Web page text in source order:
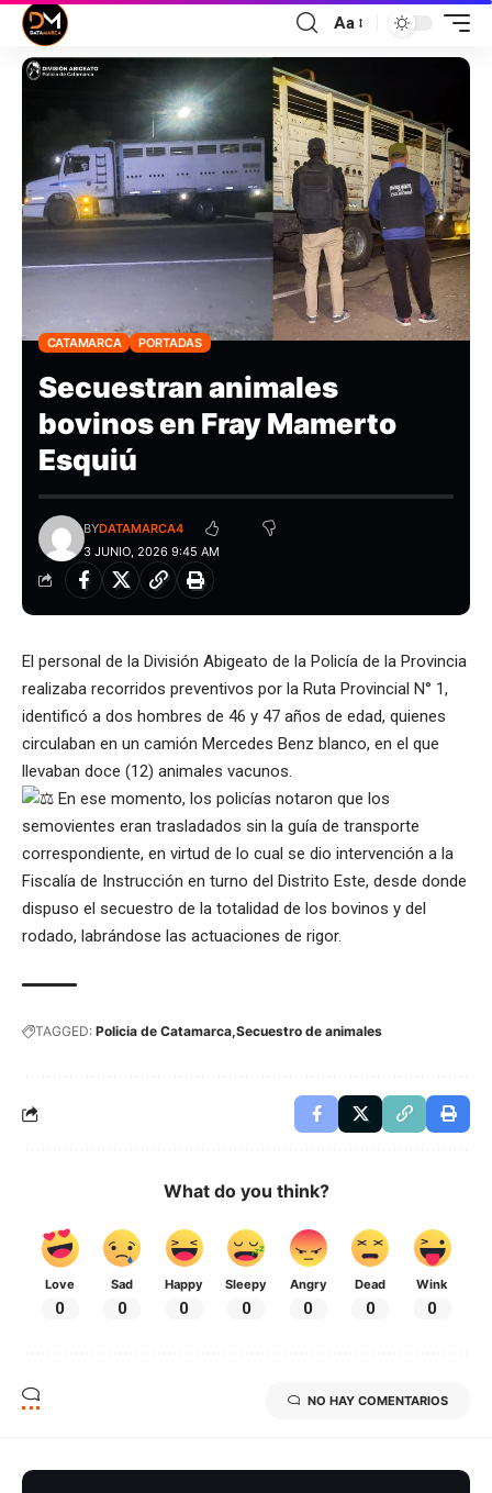
Aa
CATAMARCA PORTADAS
Secuestran animales
bovinos en Fray Mamerto
Esquiú
3 JUNIO, 2026 9:45 AM
BYDATAMARCA4
El personal de la División Abigeato de la Policía de la Provincia
realizaba recorridos preventivos por la Ruta Provincial N° 1,
identificó a dos hombres de 46 y 47 años de edad, quienes
circulaban en un camión Mercedes Benz blanco, en el que
llevaban doce (12) animales vacunos.
En ese momento, los policías notaron que los
semovientes eran trasladados sin la guía de transporte
correspondiente, en virtud de lo cual se dio intervención a la
Fiscalía de Instrucción en turno del Distrito Este, desde donde
dispuso el secuestro de la totalidad de los bovinos y del
rodado, labrándose las actuaciones de rigor.
TAGGED: Policia de Catamarca Secuestro de animales
What do you think?
Love
0
Sad
0
Happy
0
Sleepy
0
Angry
0
Dead
0
Wink
0
NO HAY COMENTARIOS